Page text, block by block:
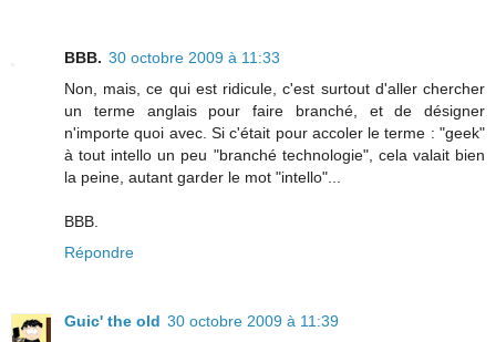
BBB. 30 octobre 2009 à 11:33
Non, mais, ce qui est ridicule, c'est surtout d'aller chercher
un terme anglais pour faire branché, et de désigner
n'importe quoi avec. Si c'était pour accoler le terme : "geek"
à tout intello un peu "branché technologie", cela valait bien
la peine, autant garder le mot "intello"...
BBB.
Répondre
Guic' the old 30 octobre 2009 à 11:39